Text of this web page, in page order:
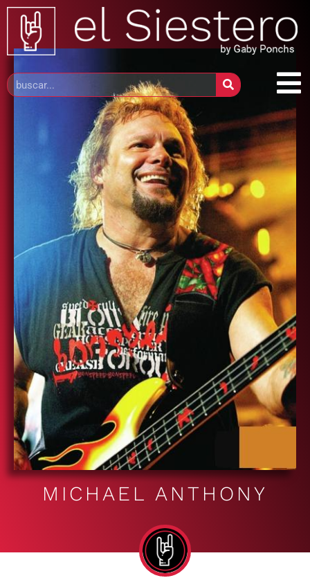
MICHAEL ANTHONY